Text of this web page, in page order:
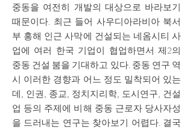
중동을 여전히 개발의 대상으로 바라보기
때문이다. 최근 들어 사우디아라비아 북서
부 홍해 인근 사막에 건설되는 네옴시티 사
업에 여러 한국 기업이 협업하면서 제2의
중동 건설 붐을 기대하고 있다. 중동 연구 역
시 이러한 경향과 어느 정도 밀착되어 있는
데, 인권, 종교, 정치지리학, 도시연구, 건설
업 등의 주제에 비해 중동 근로자 당사자성
을 드러내는 연구는 찾아보기 어렵다. 결국